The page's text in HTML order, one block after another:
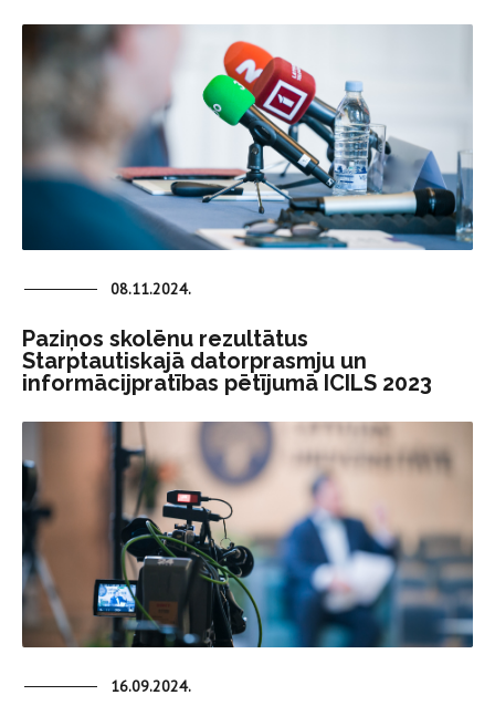
08.11.2024.
Paziņos skolēnu rezultātus
Starptautiskajā datorprasmju un
informācijpratības pētījumā ICILS 2023
16.09.2024.